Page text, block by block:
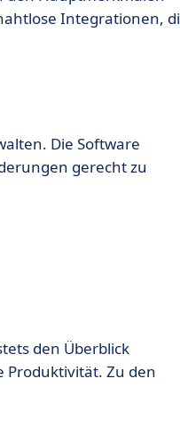
Integrationen,
Die Software
gerecht zu
den Überblick
Produktivität. Zu den